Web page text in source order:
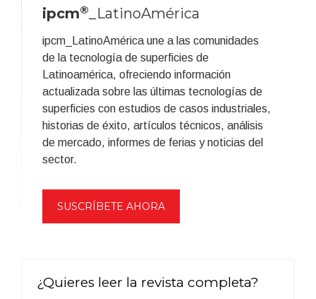
ipcm® _LatinoAmérica
ipcm_LatinoAmérica une a las comunidades
de la tecnología de superficies de
Latinoamérica, ofreciendo información
actualizada sobre las últimas tecnologías de
superficies con estudios de casos industriales,
historias de éxito, artículos técnicos, análisis
de mercado, informes de ferias y noticias del
sector.
SUSCRÍBETE AHORA
¿Quieres leer la revista completa?